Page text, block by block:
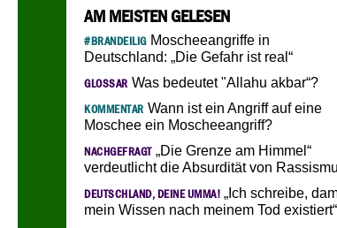
AM MEISTEN GELESEN
#BRANDEILIGMoscheeangriffe in
Deutschland: „Die Gefahr ist real“
GLOSSAR Was bedeutet "Allahu akbar“?
KOMMENTAR Wann ist ein Angriff auf eine
Moschee ein Moscheeangriff?
NACHGEFRAGT„Die Grenze am Himmel“
verdeutlicht die Absurdität von
DEUTSCHLAND, DEINE UMMA! „Ich schreibe,
mein Wissen nach meinem Tod existiert“